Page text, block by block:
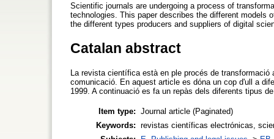
Scientific journals are undergoing a process of
technologies. This paper describes the different models
the different types producers and suppliers of digital
Catalan abstract
La revista científica està en ple procés de
comunicació. En aquest article es dóna un cop d'ull a
1999. A continuació es fa un repàs dels diferents tipus
Item type: Journal article (Paginated)
Keywords: revistas científicas electrónicas,